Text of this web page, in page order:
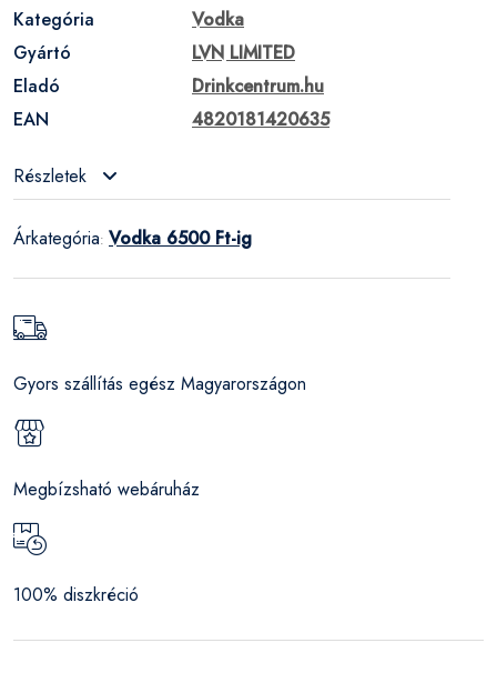
Kategória
Vodka
Gyártó
LVN LIMITED
Eladó
Drinkcentrum.hu
EAN
4820181420635
Részletek
Árkategória: Vodka 6500 Ft-ig
Gyors szállítás egész Magyarországon
Megbízsható webáruház
100% diszkréció